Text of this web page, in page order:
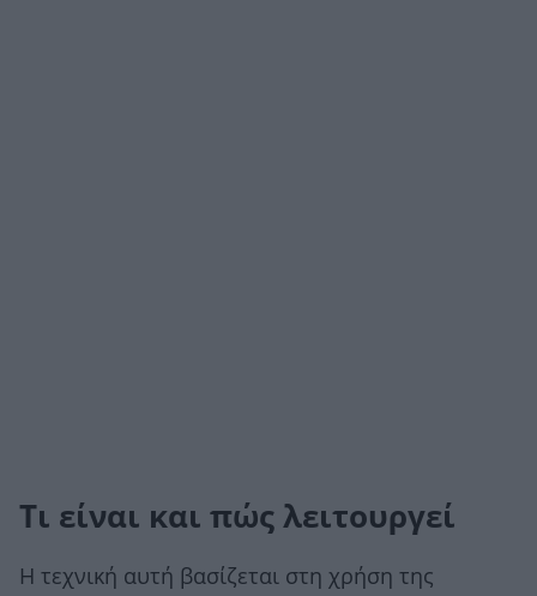
Τι είναι και πώς λειτουργεί
Η τεχνική αυτή βασίζεται στη χρήση της